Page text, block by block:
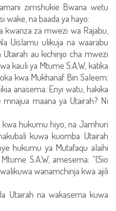
zimshukie Bwana wetu
wake, na baada ya hayo:
kwanza za mwezi wa Rajabu,
Uislamu ulikuja na waarabu
au kichinjo cha mwezi
kauli ya Mtume S.A.W, katika
kwa Mukhanaf Bin Saleem:
anasema: Enyi watu, hakika
maana ya Utairah? Ni
hukumu hiyo, na Jamhuri
kuwa kuomba Utairah
hukumu ya Mutafaqu alaihi
S.A.W, amesema: “(Sio
wanamchinja kwa ajili
Utairah na wakasema kuwa